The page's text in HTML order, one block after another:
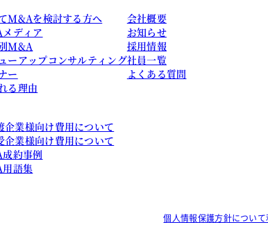
M&Aを検討する方へ
ディア
M&A
ーアップコンサルティング
ー
る理由
企業様向け費用について
企業様向け費用について
約事例
語集
会社概要
お知らせ
採用情報
社員一覧
よくある質問
個人情報保護方針について